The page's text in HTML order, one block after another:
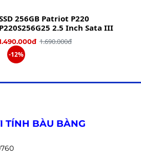
256GB Patriot P220
P220S256G25 2.5 Inch Sata III
1.690.000đ
-12%
2.150.000đ
TÍNH BÀU BÀNG